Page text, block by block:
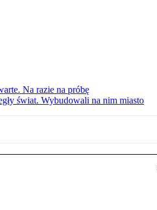
Na razie na próbę
świat. Wybudowali na nim miasto